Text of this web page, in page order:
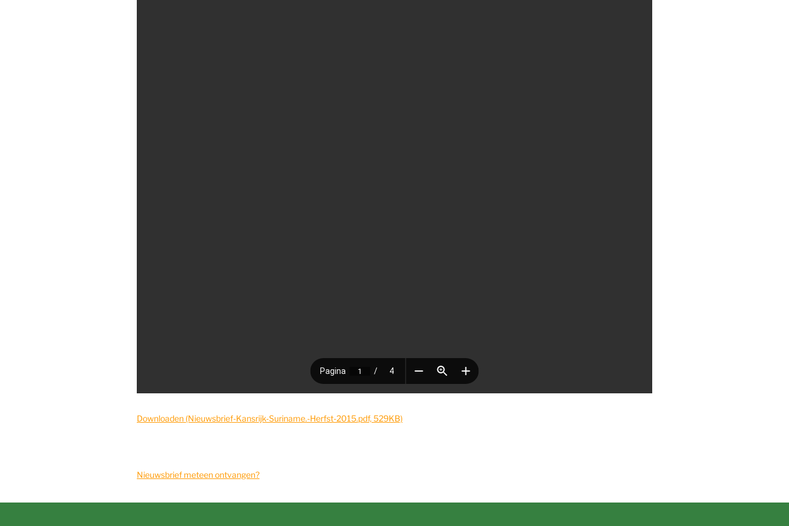
Downloaden (Nieuwsbrief-Kansrijk-Suriname.-Herfst-2015.pdf, 529KB)
Nieuwsbrief meteen ontvangen?